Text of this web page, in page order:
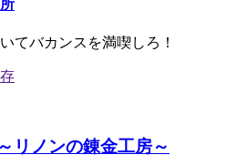
てバカンスを満喫しろ！
リノンの錬金工房～